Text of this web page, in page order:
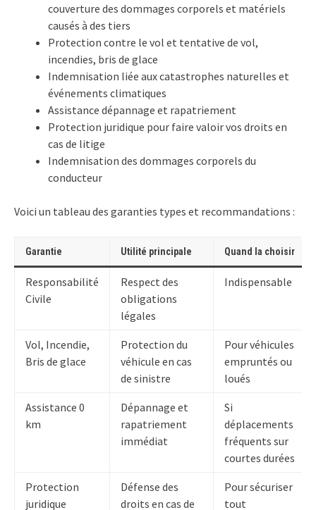
couverture des dommages corporels et matériels
causés à des tiers
Protection contre le vol et tentative de vol,
incendies, bris de glace
Indemnisation liée aux catastrophes naturelles et
événements climatiques
Assistance dépannage et rapatriement
Protection juridique pour faire valoir vos droits en
cas de litige
Indemnisation des dommages corporels du
conducteur
Voici un tableau des garanties types et recommandations :
Garantie Utilité principale Quand la choisir
Responsabilité
Civile
Respect des
obligations
légales
Indispensable
Vol, Incendie,
Bris de glace
Protection du
véhicule en cas
de sinistre
Pour véhicules
empruntés ou
loués
Assistance 0
km
Dépannage et
rapatriement
immédiat
Si
déplacements
fréquents sur
courtes durées
Protection
juridique
Défense des
droits en cas de
Pour sécuriser
tout